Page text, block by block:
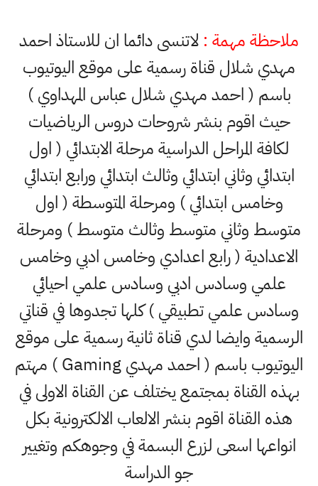
ملاحظة مهمة : لاتنسى دائما ان للاستاذ احمد
مهدي شلال قناة رسمية على موقع اليوتيوب
باسم ( احمد مهدي شلال عباس المهداوي )
حيث اقوم بنشر شروحات دروس الرياضيات
لكافة المراحل الدراسية مرحلة الابتدائي ( اول
ابتدائي وثاني ابتدائي وثالث ابتدائي ورابع ابتدائي
وخامس ابتدائي ) ومرحلة المتوسطة ( اول
متوسط وثاني متوسط وثالث متوسط ) ومرحلة
الاعدادية ( رابع اعدادي وخامس ادبي وخامس
علمي وسادس ادبي وسادس علمي احيائي
وسادس علمي تطبيقي ) كلها تجدوها في قناتي
الرسمية وايضا لدي قناة ثانية رسمية على موقع
اليوتيوب باسم ( احمد مهدي Gaming ) مهتم
بهذه القناة بمجتمع يختلف عن القناة الاولى في
هذه القناة اقوم بنشر الالعاب الالكترونية بكل
انواعها اسعى لزرع البسمة في وجوهكم وتغيير
جو الدراسة